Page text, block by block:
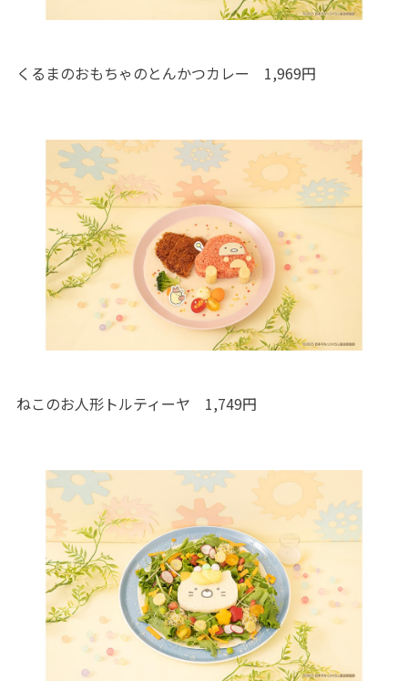
くるまのおもちゃのとんかつカレー 1,969円
ねこのお人形トルティーヤ 1,749円